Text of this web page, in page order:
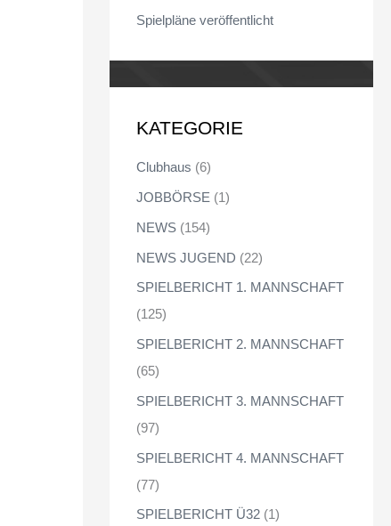
Spielpläne veröffentlicht
KATEGORIE
Clubhaus (6)
JOBBÖRSE (1)
NEWS (154)
NEWS JUGEND (22)
SPIELBERICHT 1. MANNSCHAFT
(125)
SPIELBERICHT 2. MANNSCHAFT
(65)
SPIELBERICHT 3. MANNSCHAFT
(97)
SPIELBERICHT 4. MANNSCHAFT
(77)
SPIELBERICHT Ü32 (1)